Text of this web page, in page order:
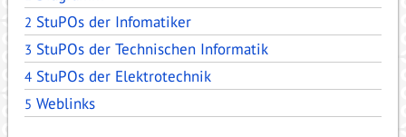
2 StuPOs der Infomatiker
3 StuPOs der Technischen Informatik
4 StuPOs der Elektrotechnik
5 Weblinks